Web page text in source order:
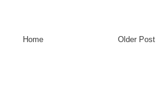
Older Post
Home